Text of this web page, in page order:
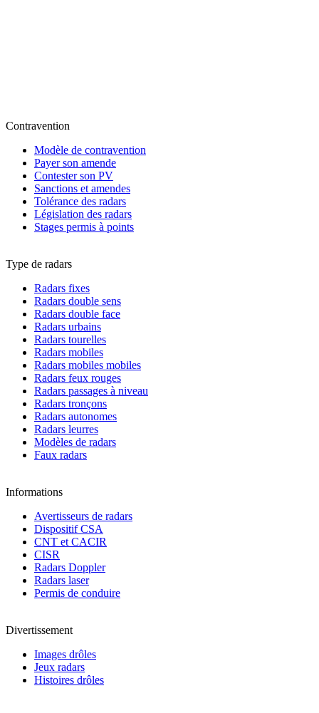
Contravention
Modèle de contravention
Payer son amende
Contester son PV
Sanctions et amendes
Tolérance des radars
Législation des radars
Stages permis à points
Type de radars
Radars fixes
Radars double sens
Radars double face
Radars urbains
Radars tourelles
Radars mobiles
Radars mobiles mobiles
Radars feux rouges
Radars passages à niveau
Radars tronçons
Radars autonomes
Radars leurres
Modèles de radars
Faux radars
Informations
Avertisseurs de radars
Dispositif CSA
CNT et CACIR
CISR
Radars Doppler
Radars laser
Permis de conduire
Divertissement
Images drôles
Jeux radars
Histoires drôles